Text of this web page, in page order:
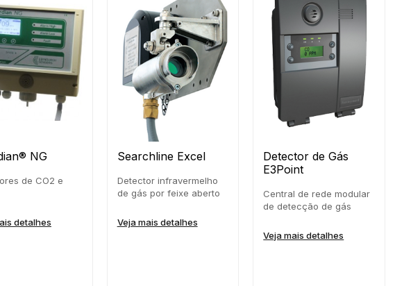
NG
de CO2 e
detalhes
Searchline Excel
Detector infravermelho
de gás por feixe aberto
Veja mais detalhes
Detector de Gás
E3Point
Central de rede modular
de detecção de gás
Veja mais detalhes